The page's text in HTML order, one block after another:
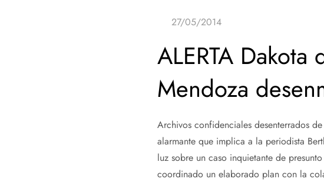
ALERTA
Mendoza
Archivos confidenciales desenterrados
alarmante que implica a la periodista
luz sobre un caso inquietante de
coordinado un elaborado plan con la